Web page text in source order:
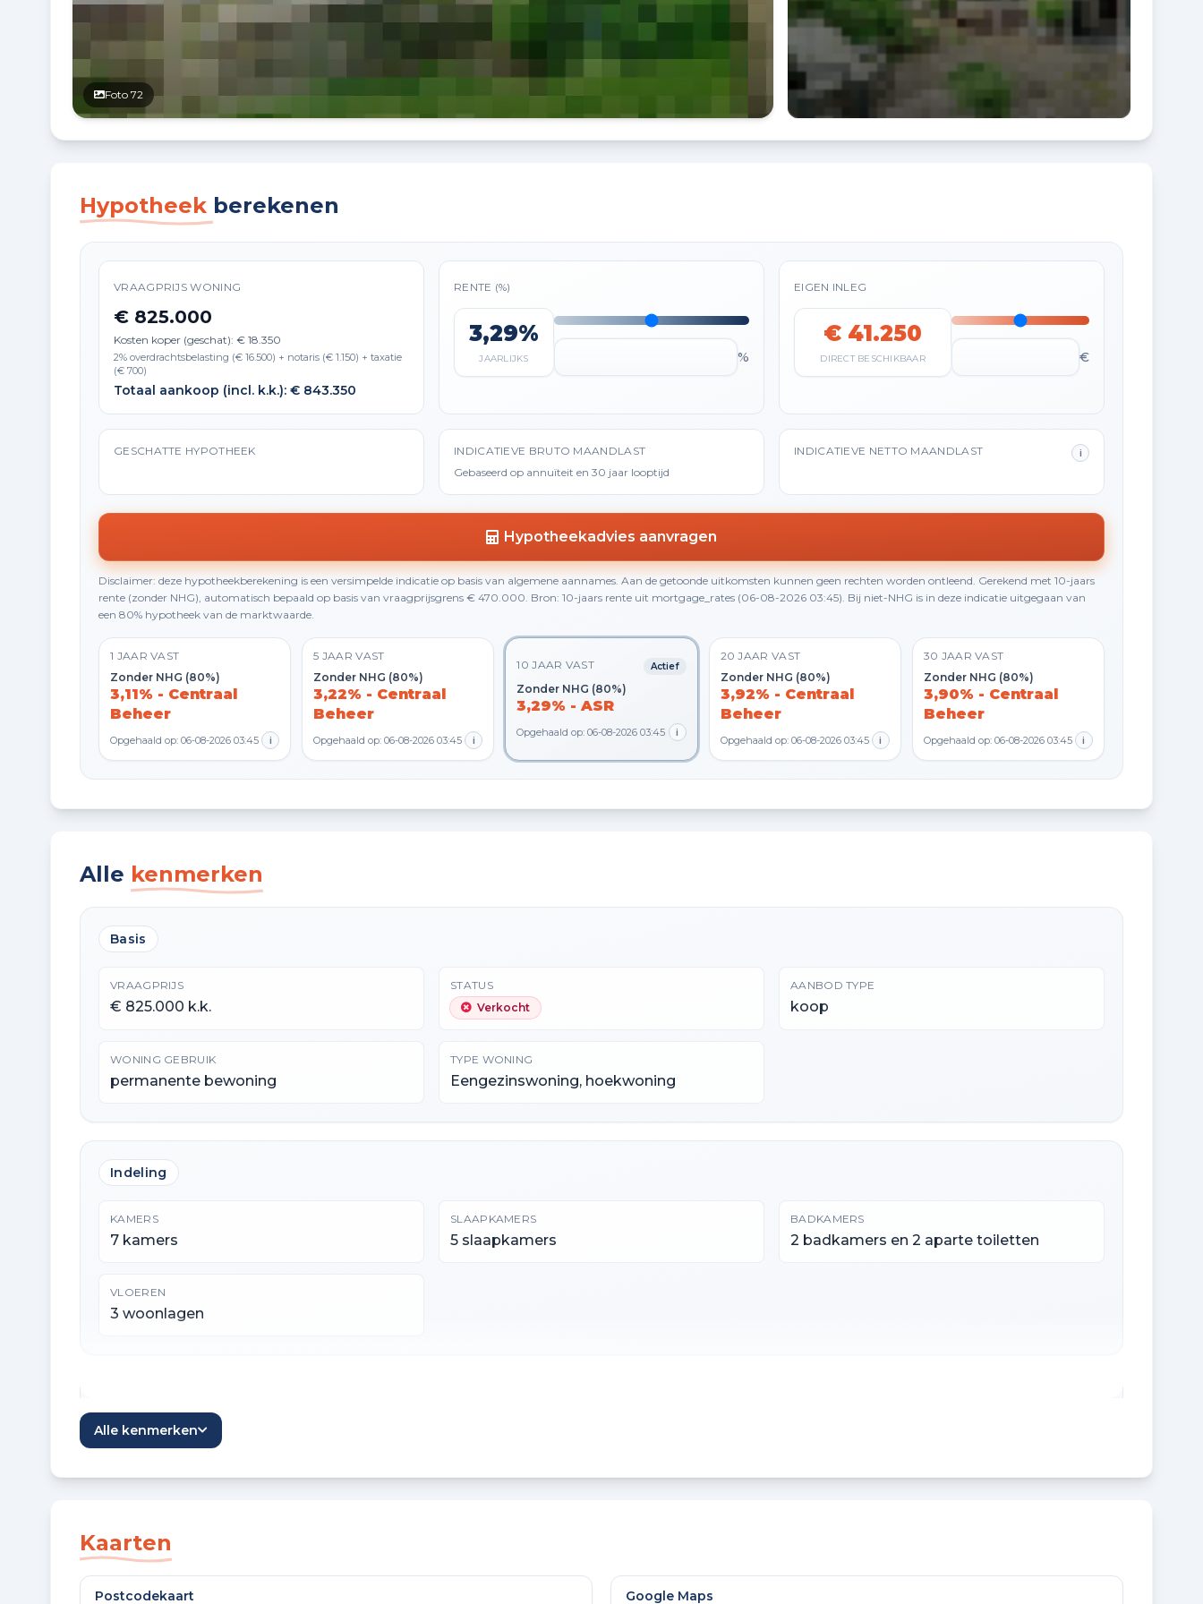
Foto 72
Hypotheek berekenen
VRAAGPRIJS WONING
€ 825.000
Kosten koper (geschat): € 18.350
2% overdrachtsbelasting (€ 16.500) + notaris (€ 1.150) + taxatie
(€ 700)
Totaal aankoop (incl. k.k.): € 843.350
RENTE (%)
3,29%
JAARLIJKS %
EIGEN INLEG
€ 41.250
DIRECT BESCHIKBAAR €
GESCHATTE HYPOTHEEK
INDICATIEVE BRUTO MAANDLAST
Gebaseerd op annuïteit en 30 jaar looptijd
INDICATIEVE NETTO MAANDLAST i
Hypotheekadvies aanvragen
Disclaimer: deze hypotheekberekening is een versimpelde indicatie op basis van algemene aannames. Aan de getoonde uitkomsten kunnen geen rechten worden ontleend. Gerekend met 10-jaars
rente (zonder NHG), automatisch bepaald op basis van vraagprijsgrens € 470.000. Bron: 10-jaars rente uit mortgage_rates (06-08-2026 03:45). Bij niet-NHG is in deze indicatie uitgegaan van
een 80% hypotheek van de marktwaarde.
1 JAAR VAST
Zonder NHG (80%)
3,11% - Centraal
Beheer
Opgehaald op: 06-08-2026 03:45 i
5 JAAR VAST
Zonder NHG (80%)
3,22% - Centraal
Beheer
Opgehaald op: 06-08-2026 03:45 i
10 JAAR VAST Actief
Zonder NHG (80%)
3,29% - ASR
Opgehaald op: 06-08-2026 03:45 i
20 JAAR VAST
Zonder NHG (80%)
3,92% - Centraal
Beheer
Opgehaald op: 06-08-2026 03:45 i
30 JAAR VAST
Zonder NHG (80%)
3,90% - Centraal
Beheer
Opgehaald op: 06-08-2026 03:45 i
Alle kenmerken
Basis
VRAAGPRIJS
€ 825.000 k.k.
STATUS
Verkocht
AANBOD TYPE
koop
WONING GEBRUIK
permanente bewoning
TYPE WONING
Eengezinswoning, hoekwoning
Indeling
KAMERS
7 kamers
SLAAPKAMERS
5 slaapkamers
BADKAMERS
2 badkamers en 2 aparte toiletten
VLOEREN
3 woonlagen
WOONOPPERVLAKTE
17 m²
Alle kenmerken
Kaarten
Postcodekaart Google Maps